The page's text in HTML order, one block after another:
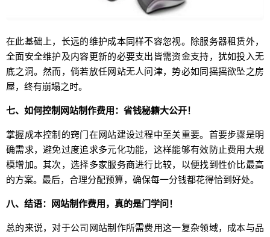
在此基础上，长远的维护成本同样不容忽视。除服务器租赁外，
全面安全维护及内容更新的必要支出皆需资金支持，犹如投入无
底之洞。然而，倘若放任网站无人问津，势必如同摇摇欲坠之房
屋，终有崩塌之时。
七、如何控制网站制作费用：省钱秘籍大公开！
掌握成本控制的窍门在网站建设过程中至关重要。首要步骤是明
确需求，避免过度追求多元化功能，这样能够有效防止费用大规
模增加。其次，选择多家服务商进行比较，以便找到性价比最高
的方案。最后，合理分配预算，确保每一分钱都花得恰到好处。
八、结语：网站制作费用，真的是门学问！
总的来说，对于公司网站制作所需费用这一复杂领域，成本与品